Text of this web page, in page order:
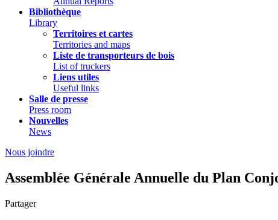
Bibliothèque
Library
Territoires et cartes
Territories and maps
Liste de transporteurs de bois
List of truckers
Liens utiles
Useful links
Salle de presse
Press room
Nouvelles
News
Nous joindre
Assemblée Générale Annuelle du Plan
Partager